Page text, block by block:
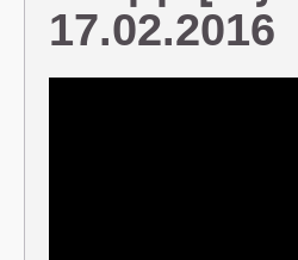
17.02.2016